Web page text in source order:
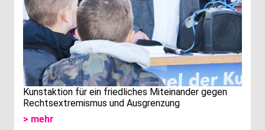
Kunstaktion für ein friedliches Miteinander gegen
Rechtsextremismus und Ausgrenzung
> mehr